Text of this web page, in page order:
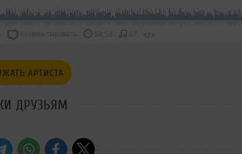
Комментировать 58:58 87 </>
АРТИСТА
ДРУЗЬЯМ